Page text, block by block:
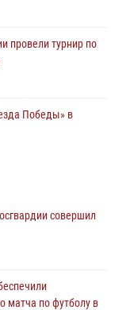
провели турнир по
Победы» в
встретились с
совершил
матча по футболу в